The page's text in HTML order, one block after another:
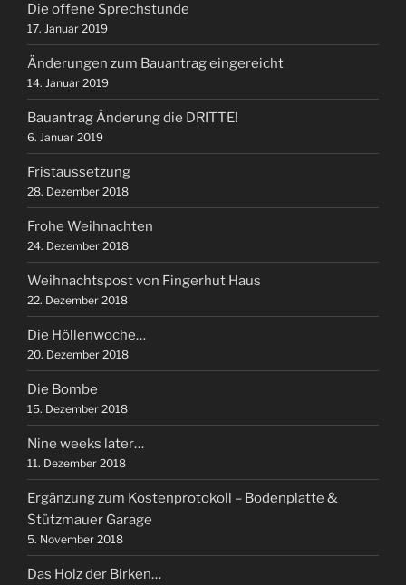
Die offene Sprechstunde
17. Januar 2019
Änderungen zum Bauantrag eingereicht
14. Januar 2019
Bauantrag Änderung die DRITTE!
6. Januar 2019
Fristaussetzung
28. Dezember 2018
Frohe Weihnachten
24. Dezember 2018
Weihnachtspost von Fingerhut Haus
22. Dezember 2018
Die Höllenwoche…
20. Dezember 2018
Die Bombe
15. Dezember 2018
Nine weeks later…
11. Dezember 2018
Ergänzung zum Kostenprotokoll – Bodenplatte &
Stützmauer Garage
5. November 2018
Das Holz der Birken…